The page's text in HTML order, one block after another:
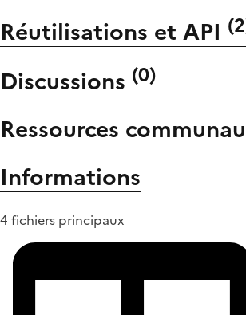
Réutilisations et API (2
Discussions (0)
Ressources
Informations
4 fichiers principaux